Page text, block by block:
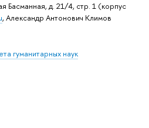
Басманная, д. 21/4, стр. 1 (корпус
, Александр Антонович Климов
гуманитарных наук